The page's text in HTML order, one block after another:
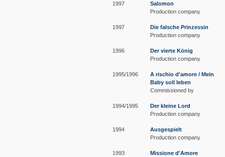
1997
Salomon
Production company
1997
Die falsche Prinzessin
Production company
1996
Der vierte König
Production company
1995/1996
A rischio d'amore / Mein
Baby soll leben
Commissioned by
1994/1995
Der kleine Lord
Production company
1994
Ausgespielt
Production company
1993
Missione d'Amore